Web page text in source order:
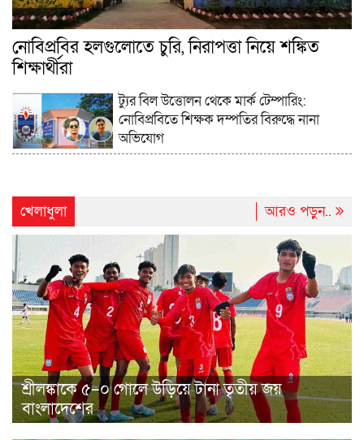
নোবিপ্রবির হলগুলোতে চুরি, নিরাপত্তা নিয়ে শঙ্কিত
শিক্ষার্থীরা
ট্যুর বিল উত্তোলন থেকে মার্ক টেম্পারিং:
নোবিপ্রবিতে শিক্ষক দম্পতির বিরুদ্ধে নানা
অভিযোগ
খেলাধুলা আরও পড়ুন..
শ্রীলঙ্কাকে ৫–০ গোলে উড়িয়ে টানা তৃতীয় জয়
বাংলাদেশের